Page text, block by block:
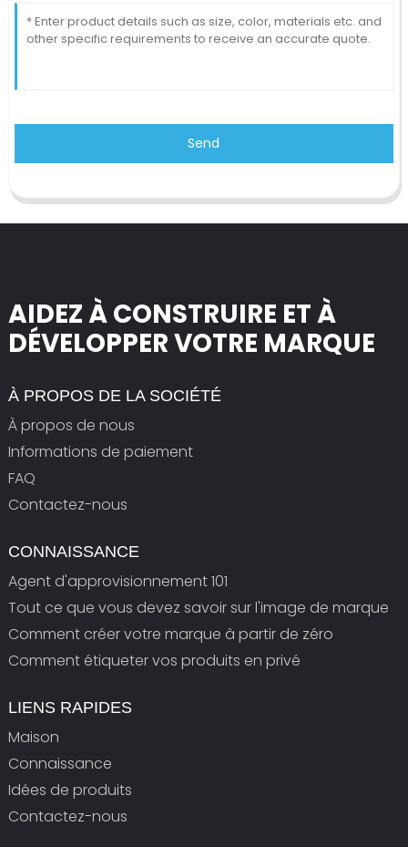
Send
AIDEZ À CONSTRUIRE ET À
DÉVELOPPER VOTRE MARQUE
À PROPOS DE LA SOCIÉTÉ
À propos de nous
Informations de paiement
FAQ
Contactez-nous
CONNAISSANCE
Agent d'approvisionnement 101
Tout ce que vous devez savoir sur l'image de marque
Comment créer votre marque à partir de zéro
Comment étiqueter vos produits en privé
LIENS RAPIDES
Maison
Connaissance
Idées de produits
Contactez-nous